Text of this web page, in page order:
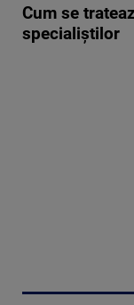
Cum se
specialiștilor